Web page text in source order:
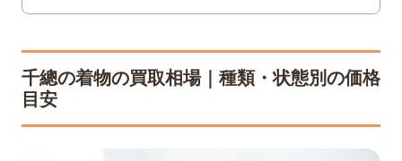
女性査定員による対応も可能
5 まとめ
千總の着物の買取相場｜種類・状態別の価格
目安